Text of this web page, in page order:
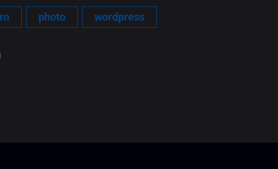
photo wordpress